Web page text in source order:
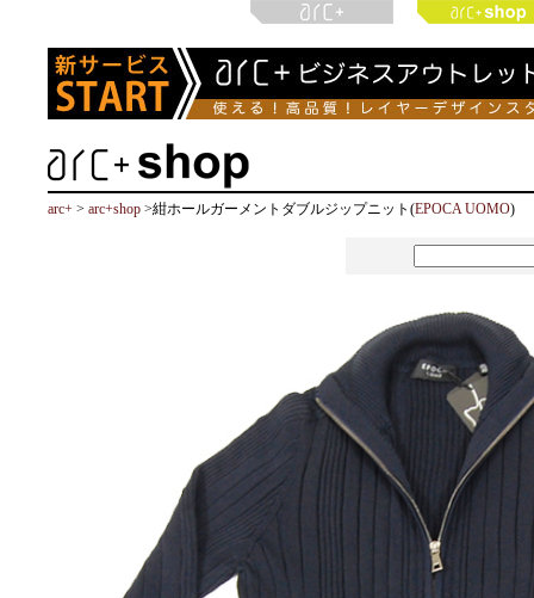
arc+ > arc+shop >紺ホールガーメントダブルジップニット(EPOCA UOMO)